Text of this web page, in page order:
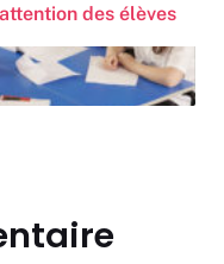
des élèves